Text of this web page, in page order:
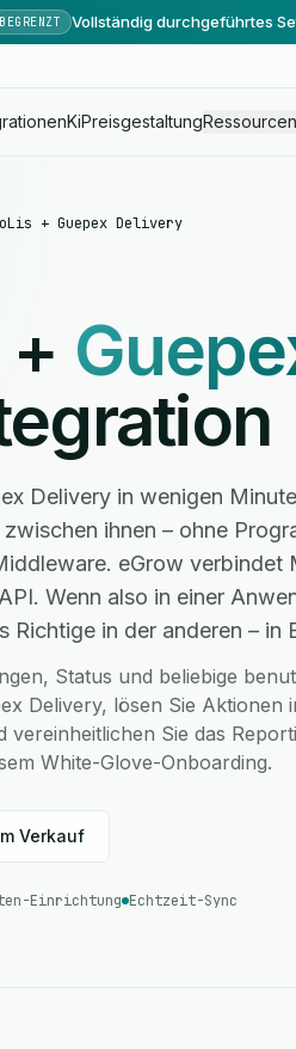
Vollständig durchgeführtes
KiPreisgestaltung
+ Guepex Delivery
Delivery in wenigen
ihnen – ohne
eGrow verbindet
Wenn also in einer
in der anderen – in
Status und beliebige
Delivery, lösen Sie Aktionen
Sie das
White-Glove-Onboarding.
Verkauf
Einrichtung Echtzeit-Sync